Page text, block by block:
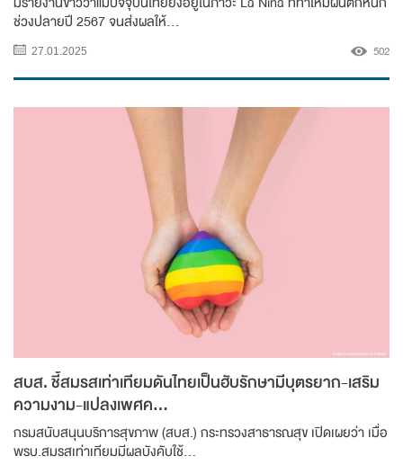
ช่วงปลายปี 2567 จนส่งผลให้...
27.01.2025 502
สบส. ชี้สมรสเท่าเทียมดันไทยเป็นฮับรักษามีบุตรยาก-เสริม
ความงาม-แปลงเพศค...
กรมสนับสนุนบริการสุขภาพ (สบส.) กระทรวงสาธารณสุข เปิดเผยว่า เมื่อ
พรบ.สมรสเท่าเทียมมีผลบังคับใช้...